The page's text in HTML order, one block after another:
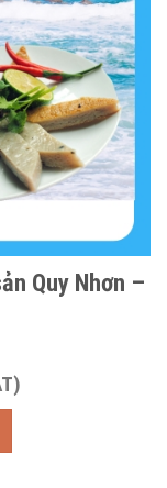
Quy Nhơn –
số lượng